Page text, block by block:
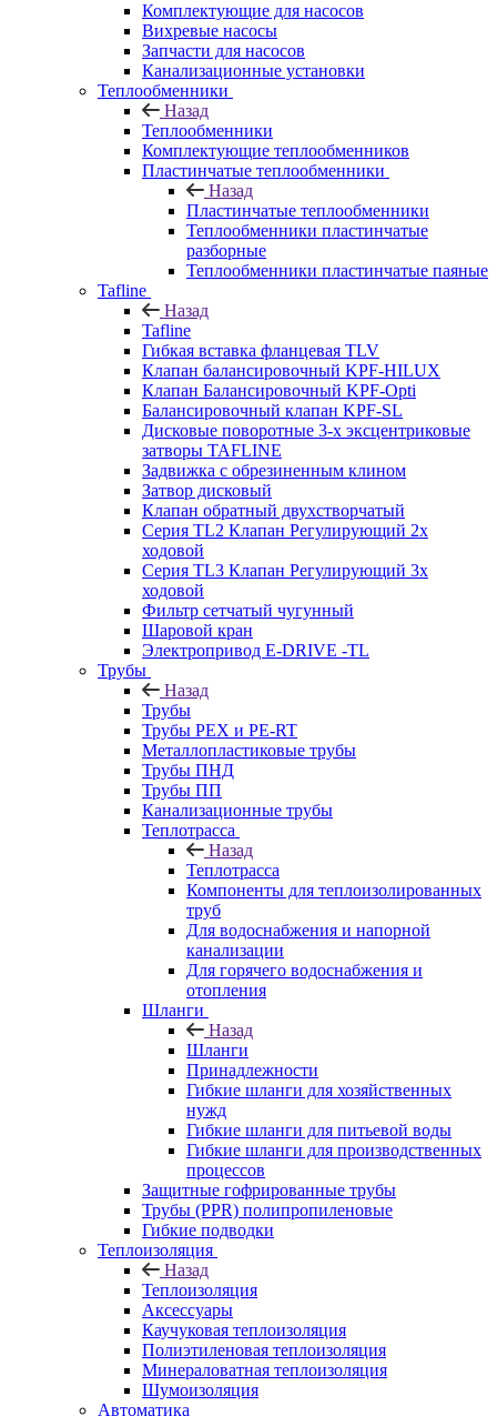
Комплектующие для насосов
Вихревые насосы
Запчасти для насосов
Канализационные установки
Теплообменники
Назад
Теплообменники
Комплектующие теплообменников
Пластинчатые теплообменники
Назад
Пластинчатые теплообменники
Теплообменники пластинчатые
разборные
Теплообменники пластинчатые паяные
Tafline
Назад
Tafline
Гибкая вставка фланцевая TLV
Клапан балансировочный KPF-HILUX
Клапан Балансировочный KPF-Opti
Балансировочный клапан KPF-SL
Дисковые поворотные 3-х эксцентриковые
затворы TAFLINE
Задвижка с обрезиненным клином
Затвор дисковый
Клапан обратный двухстворчатый
Серия TL2 Клапан Регулирующий 2х
ходовой
Серия TL3 Клапан Регулирующий 3х
ходовой
Фильтр сетчатый чугунный
Шаровой кран
Электропривод E-DRIVE -TL
Трубы
Назад
Трубы
Трубы PEX и PE-RT
Металлопластиковые трубы
Трубы ПНД
Трубы ПП
Канализационные трубы
Теплотрасса
Назад
Теплотрасса
Компоненты для теплоизолированных
труб
Для водоснабжения и напорной
канализации
Для горячего водоснабжения и
отопления
Шланги
Назад
Шланги
Принадлежности
Гибкие шланги для хозяйственных
нужд
Гибкие шланги для питьевой воды
Гибкие шланги для производственных
процессов
Защитные гофрированные трубы
Трубы (РРR) полипропиленовые
Гибкие подводки
Теплоизоляция
Назад
Теплоизоляция
Аксессуары
Каучуковая теплоизоляция
Полиэтиленовая теплоизоляция
Минераловатная теплоизоляция
Шумоизоляция
Автоматика